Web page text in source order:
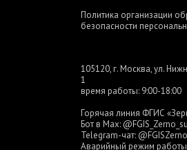
Политика организации
безопасности
105120, г. Москва, ул.
1
время работы: 9:00-18:00
Горячая линия ФГИС
Бот в Max:
Telegram-чат:
Аварийный режим работы